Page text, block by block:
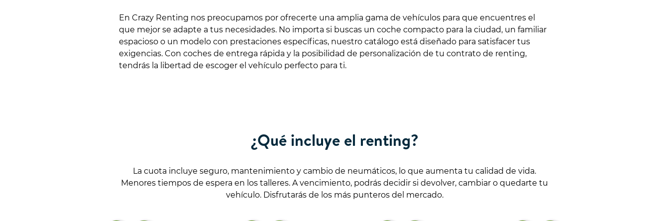
En Crazy Renting nos preocupamos por ofrecerte una amplia gama de vehículos para que encuentres el
que mejor se adapte a tus necesidades. No importa si buscas un coche compacto para la ciudad, un familiar
espacioso o un modelo con prestaciones específicas, nuestro catálogo está diseñado para satisfacer tus
exigencias. Con coches de entrega rápida y la posibilidad de personalización de tu contrato de renting,
tendrás la libertad de escoger el vehículo perfecto para ti.
¿Qué incluye el renting?
La cuota incluye seguro, mantenimiento y cambio de neumáticos, lo que aumenta tu calidad de vida.
Menores tiempos de espera en los talleres. A vencimiento, podrás decidir si devolver, cambiar o quedarte tu
vehículo. Disfrutarás de los más punteros del mercado.